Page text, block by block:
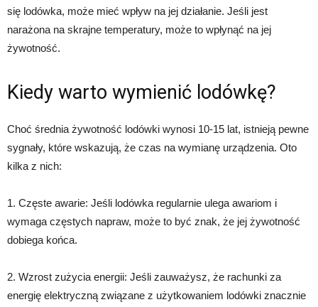
się lodówka, może mieć wpływ na jej działanie. Jeśli jest
narażona na skrajne temperatury, może to wpłynąć na jej
żywotność.
Kiedy warto wymienić lodówkę?
Choć średnia żywotność lodówki wynosi 10-15 lat, istnieją pewne
sygnały, które wskazują, że czas na wymianę urządzenia. Oto
kilka z nich:
1. Częste awarie: Jeśli lodówka regularnie ulega awariom i
wymaga częstych napraw, może to być znak, że jej żywotność
dobiega końca.
2. Wzrost zużycia energii: Jeśli zauważysz, że rachunki za
energię elektryczną związane z użytkowaniem lodówki znacznie